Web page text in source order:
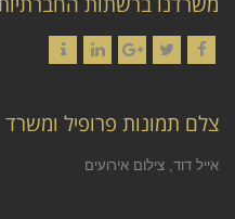
צלם תמונות פרופיל ומשרד
אייל דוד, צילום אירועים